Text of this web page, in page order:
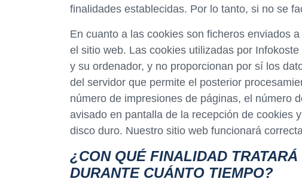
finalidades establecidas. Por lo tanto, si no se
En cuanto a las cookies son ficheros enviados
el sitio web. Las cookies utilizadas por
y su ordenador, y no proporcionan por sí los
del servidor que permite el posterior
número de impresiones de páginas, el número
avisado en pantalla de la recepción de cookies
disco duro. Nuestro sitio web funcionará
¿CON QUÉ FINALIDAD TRATARÁ
DURANTE CUÁNTO TIEMPO?